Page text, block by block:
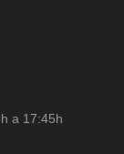
a 17:45h